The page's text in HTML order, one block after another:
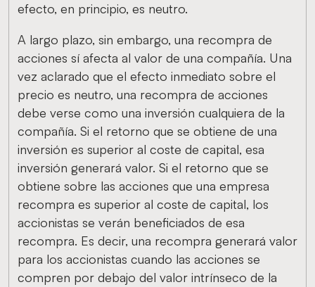
efecto, en principio, es neutro.
A largo plazo, sin embargo, una recompra de
acciones sí afecta al valor de una compañía. Una
vez aclarado que el efecto inmediato sobre el
precio es neutro, una recompra de acciones
debe verse como una inversión cualquiera de la
compañía. Si el retorno que se obtiene de una
inversión es superior al coste de capital, esa
inversión generará valor. Si el retorno que se
obtiene sobre las acciones que una empresa
recompra es superior al coste de capital, los
accionistas se verán beneficiados de esa
recompra. Es decir, una recompra generará valor
para los accionistas cuando las acciones se
compren por debajo del valor intrínseco de la